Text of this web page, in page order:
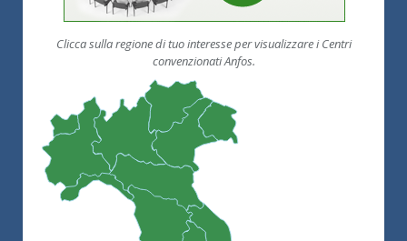
Clicca sulla regione di tuo interesse per visualizzare i Centri
convenzionati Anfos.